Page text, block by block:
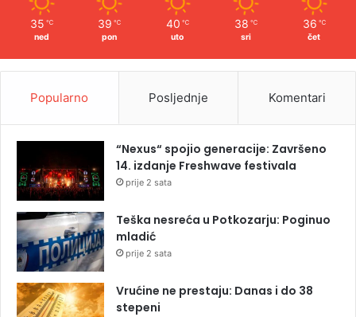
35 ℃
ned
39 ℃
pon
40 ℃
uto
38 ℃
sri
36 ℃
čet
Popularno Posljednje Komentari
“Nexus“ spojio generacije: Završeno
14. izdanje Freshwave festivala
prije 2 sata
Teška nesreća u Potkozarju: Poginuo
mladić
prije 2 sata
Vrućine ne prestaju: Danas i do 38
stepeni